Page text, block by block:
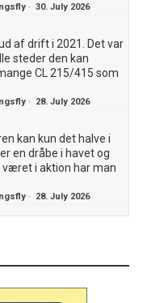
·30. July 2026
af drift i 2021. Det var
steder den kan
CL 215/415 som
· 28. July 2026
kan kun det halve i
en dråbe i havet og
været i aktion har man
· 28. July 2026